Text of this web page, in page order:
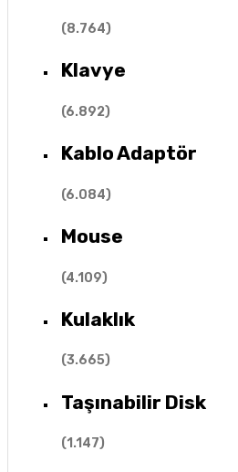
(8.764)
Klavye
(6.892)
Kablo Adaptör
(6.084)
Mouse
(4.109)
Kulaklık
(3.665)
Taşınabilir Disk
(1.147)